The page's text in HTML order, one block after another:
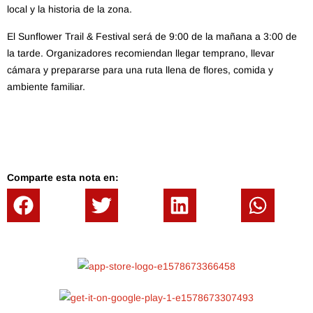
local y la historia de la zona.
El Sunflower Trail & Festival será de 9:00 de la mañana a 3:00 de
la tarde. Organizadores recomiendan llegar temprano, llevar
cámara y prepararse para una ruta llena de flores, comida y
ambiente familiar.
Comparte esta nota en: